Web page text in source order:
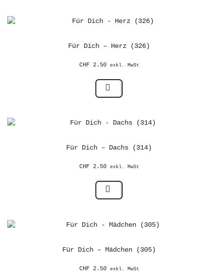
Für Dich – Herz (326)
CHF2.50 exkl. MwSt
Für Dich – Dachs (314)
CHF2.50 exkl. MwSt
Für Dich – Mädchen (305)
CHF2.50 exkl. MwSt